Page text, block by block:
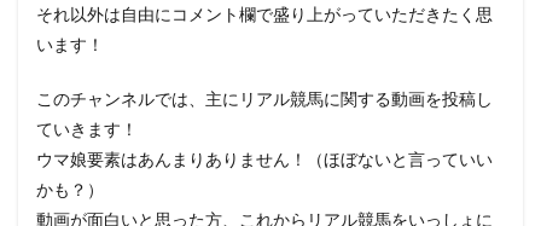
それ以外は自由にコメント欄で盛り上がっていただきたく思
います！
このチャンネルでは、主にリアル競馬に関する動画を投稿し
ていきます！
ウマ娘要素はあんまりありません！（ほぼないと言っていい
かも？）
動画が面白いと思った方、これからリアル競馬をいっしょに